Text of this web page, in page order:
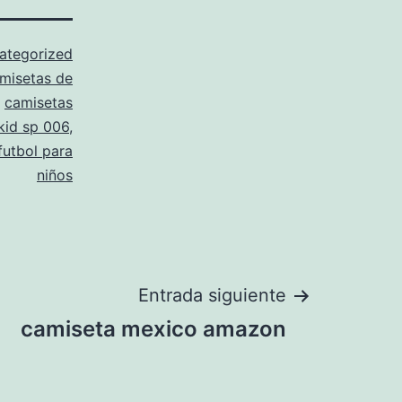
de
camisetas
sp 006,
para
niños
Entrada siguiente
camiseta mexico amazon